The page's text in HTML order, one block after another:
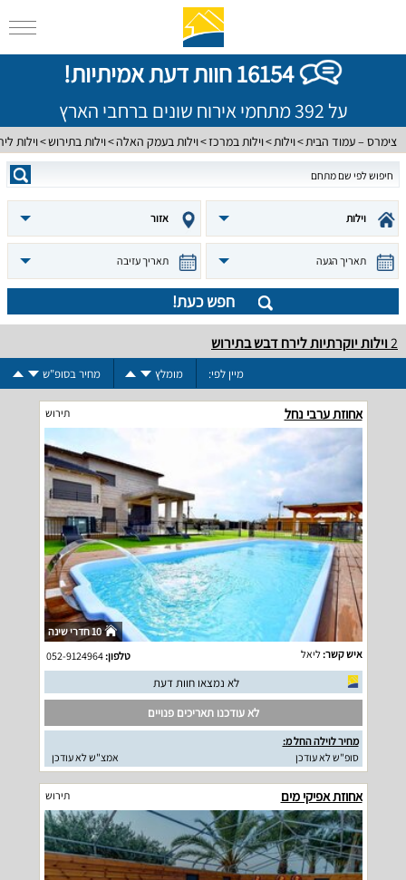
16154 חוות דעת אמיתיות!
על 392 מתחמי אירוח שונים ברחבי הארץ
צימרס – עמוד הבית וילות וילות במרכז וילות בעמק האלה וילות בתירוש וילות
וילות אזור
תאריך הגעה תאריך עזיבה
חפש כעת!
2וילות יוקרתיות לירח דבש בתירוש
מיין לפי: מומלץ מחיר בסופ"ש
אחוזת ערבי נחל תירוש
10 חדרי שינה
איש קשר:ליאל טלפון:052-9124964
לא נמצאו חוות דעת
לא עודכנו תאריכים פנויים
מחיר לוילה החל מ:
סופ"ש לא עודכן
אמצ"ש לא עודכן
אחוזת אפיקי מים תירוש